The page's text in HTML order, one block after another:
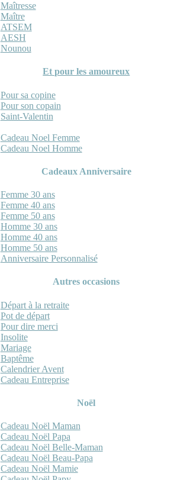
Maîtresse
Maître
ATSEM
AESH
Nounou
Et pour les amoureux
Pour sa copine
Pour son copain
Saint-Valentin
Cadeau Noel Femme
Cadeau Noel Homme
Cadeaux Anniversaire
Femme 30 ans
Femme 40 ans
Femme 50 ans
Homme 30 ans
Homme 40 ans
Homme 50 ans
Anniversaire Personnalisé
Autres occasions
Départ à la retraite
Pot de départ
Pour dire merci
Insolite
Mariage
Baptême
Calendrier Avent
Cadeau Entreprise
Noël
Cadeau Noël Maman
Cadeau Noël Papa
Cadeau Noël Belle-Maman
Cadeau Noël Beau-Papa
Cadeau Noël Mamie